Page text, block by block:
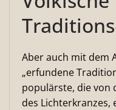
Aber auch mit dem
„erfundene
populärste, die von
des